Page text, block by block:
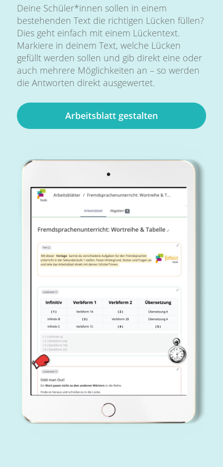
Deine Schüler*innen sollen in einem
bestehenden Text die richtigen Lücken füllen?
Dies geht einfach mit einem Lückentext.
Markiere in deinem Text, welche Lücken
gefüllt werden sollen und gib direkt eine oder
auch mehrere Möglichkeiten an – so werden
die Antworten direkt ausgewertet.
Arbeitsblatt gestalten